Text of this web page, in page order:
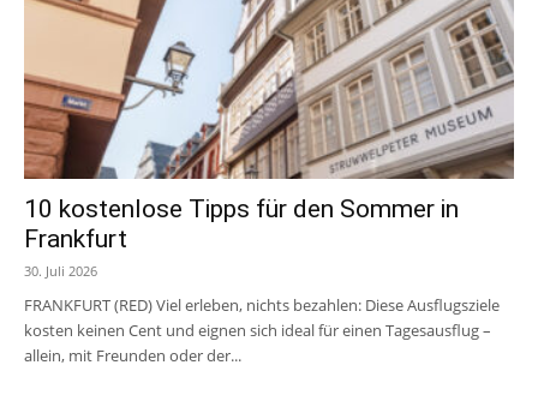
10 kostenlose Tipps für den Sommer in
Frankfurt
30. Juli 2026
FRANKFURT (RED) Viel erleben, nichts bezahlen: Diese Ausflugsziele
kosten keinen Cent und eignen sich ideal für einen Tagesausflug –
allein, mit Freunden oder der...